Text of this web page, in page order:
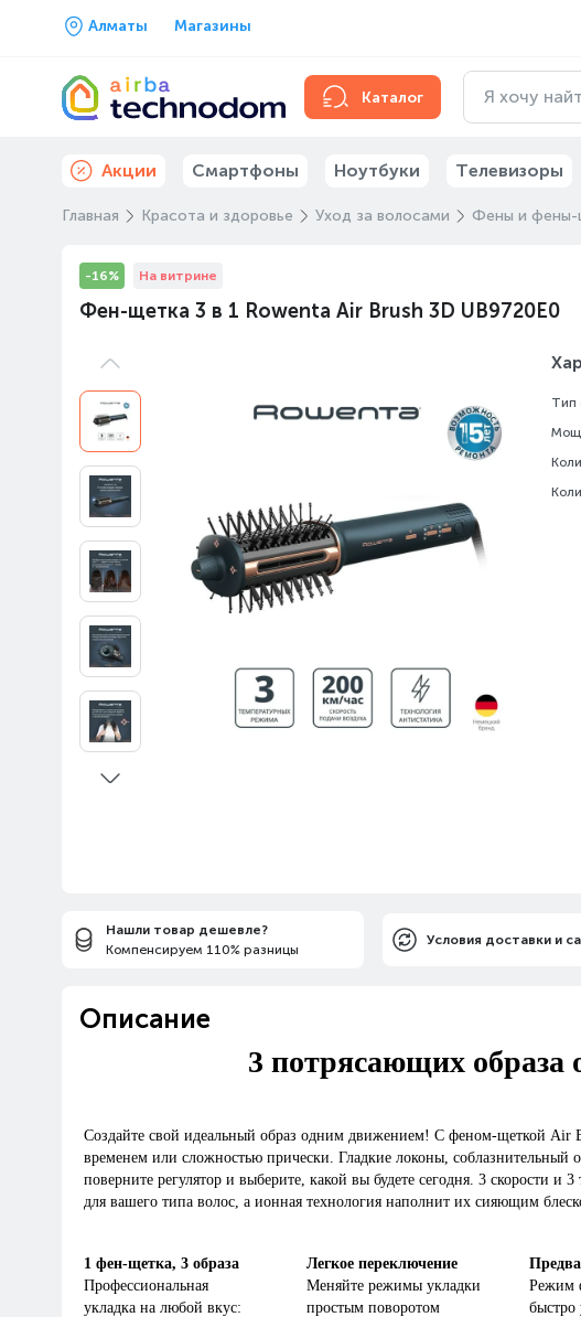
Алматы Магазины
Каталог
Акции Смартфоны Ноутбуки Телевизоры
Главная Красота и здоровье Уход за волосами Фены и фены-
-16% На витрине
Фен-щетка 3 в 1 Rowenta Air Brush 3D UB9720E0
Тип
Нашли товар дешевле?
Компенсируем 110% разницы
Условия доставки и
Описание
3 потрясающих образа
Создайте свой идеальный образ одним движением! С феном-щеткой Air
временем или сложностью прически. Гладкие локоны, соблазнительный
поверните регулятор и выберите, какой вы будете сегодня. 3 скорости
для вашего типа волос, а ионная технология наполнит их сияющим
1 фен-щетка, 3 образа
Профессиональная
укладка на любой вкус:
Легкое переключение
Меняйте режимы укладки
простым поворотом
Режим
быстро